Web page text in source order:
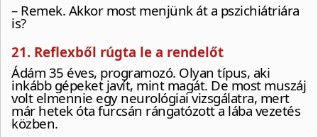
– Remek. Akkor most menjünk át a pszichiátriára
is?
21. Reflexből rúgta le a rendelőt
Ádám 35 éves, programozó. Olyan típus, aki
inkább gépeket javít, mint magát. De most muszáj
volt elmennie egy neurológiai vizsgálatra, mert
már hetek óta furcsán rángatózott a lába vezetés
közben.